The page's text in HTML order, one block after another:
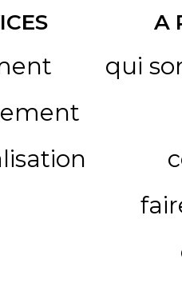
A
qui